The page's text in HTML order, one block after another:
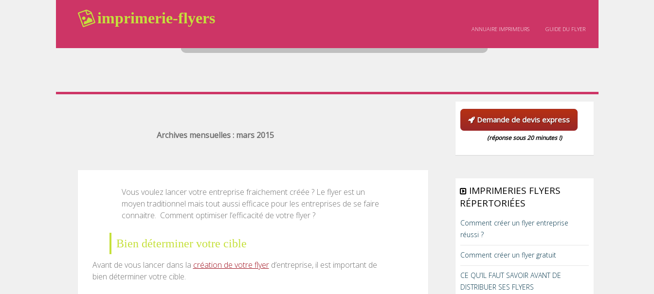
imprimerie-flyers
ANNUAIRE IMPRIMEURS GUIDE DU FLYER
Archives mensuelles : mars 2015
Vous voulez lancer votre entreprise fraichement créée ? Le flyer est un
moyen traditionnel mais tout aussi efficace pour les entreprises de se faire
connaitre. Comment optimiser l’efficacité de votre flyer ?
Bien déterminer votre cible
Avant de vous lancer dans la création de votre flyerd’entreprise, il est important de
bien déterminer votre cible.
Demande de devis express
(réponse sous 20 minutes !)
IMPRIMERIES FLYERS
RÉPERTORIÉES
Comment créer un flyer entreprise
réussi ?
Comment créer un flyer gratuit
CE QU’IL FAUT SAVOIR AVANT DE
DISTRIBUER SES FLYERS